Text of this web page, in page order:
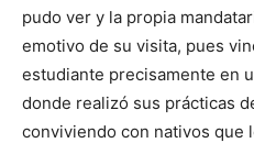
pudo ver y la propia
emotivo de su visita, pues
estudiante precisamente en
donde realizó sus prácticas
conviviendo con nativos que